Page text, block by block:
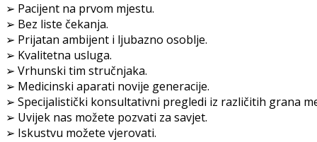
➢ Pacijent na prvom mjestu.
➢ Bez liste čekanja.
➢ Prijatan ambijent i ljubazno osoblje.
➢ Kvalitetna usluga.
➢ Vrhunski tim stručnjaka.
➢ Medicinski aparati novije generacije.
➢ Specijalistički konsultativni pregledi iz različitih grana
➢ Uvijek nas možete pozvati za savjet.
➢ Iskustvu možete vjerovati.